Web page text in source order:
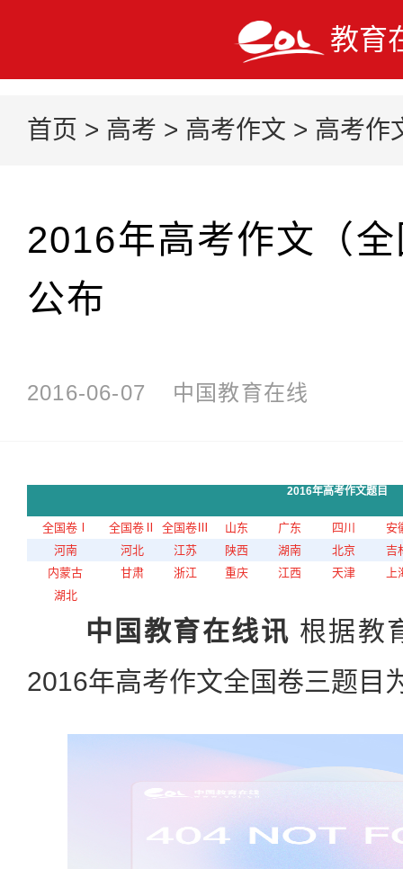
教育
首页 > 高考 > 高考作文 > 高考作
2016年高考作文（
公布
2016-06-07 中国教育在线
2016年高考作文题目
全国卷Ⅰ 全国卷Ⅱ 全国卷Ⅲ 山东 广东 四川
安
河南
河北 江苏 陕西 湖南 北京
吉
内蒙古
甘肃 浙江 重庆 江西 天津
上
湖北
中国教育在线讯 根据教
2016年高考作文全国卷三题目